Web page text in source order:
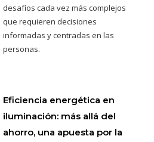
desafíos cada vez más complejos
que requieren decisiones
informadas y centradas en las
personas.
Eficiencia energética en
iluminación: más allá del
ahorro, una apuesta por la